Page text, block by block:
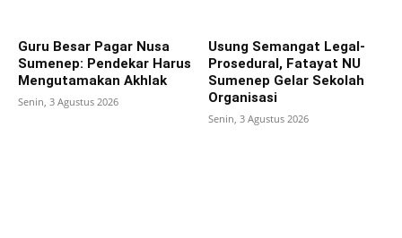
Guru Besar Pagar Nusa
Sumenep: Pendekar Harus
Mengutamakan Akhlak
Senin, 3 Agustus 2026
Usung Semangat Legal-
Prosedural, Fatayat NU
Sumenep Gelar Sekolah
Organisasi
Senin, 3 Agustus 2026